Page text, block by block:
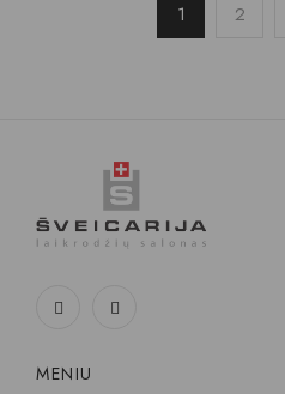
1 2
MENIU